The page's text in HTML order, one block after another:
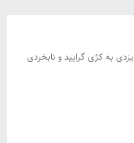
به کژی گرایید و نابخردی